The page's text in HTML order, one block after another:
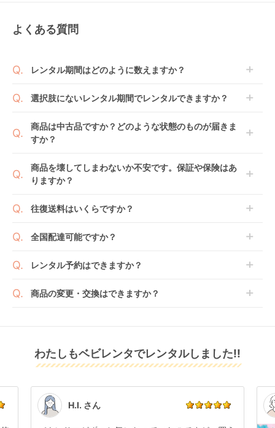
よくある質問
レンタル期間はどのように数えますか？
開始日1日目となります。
日までに配送業者（佐川急便）に商品の引渡しとなり
ます。
選択肢にないレンタル期間でレンタルできますか？
間の利用が可能です。
例えば4ヶ月の場合、3ヶ月レンタル＋1ヶ月延長とし
の上で、早期にご返却ください。
商品は中古品ですか？どのような状態のものが届きま
すか？
のもございます。
新品商品はメーカーから仕入れた状態のものをお送り
走行テストを行う場合がございます。
となる場合がございます。その際、メーカーの都合に
場合や、在庫切れによりご注文をキャンセルさせてい
い。
※万が一キャンセルとなった場合には、代金は全額ご
てお届けしております。そのため、小さなキズや使用
感はございますが、故障や大きなキズ、シミなどのリ
す。
点検清掃については
もご確認ください。
商品を壊してしまわないか不安です。保証や保険はあ
りますか？
おります。
ョンをご購入ください。
詳しくはこちらをご確認ください。
往復送料はいくらですか？
へ入れ、カートページから住所を入力すると送料が確
全国配達可能ですか？
※空港への配達はご対応できかねますのであらかじめ
レンタル予約はできますか？
可能ですので、商品のご注文時にご希望のお日にちに
商品の変更・交換はできますか？
また、レンタル期間の変更も商品発送前であれば変更
可能です。
い。
わたしもベビレンタでレンタルしました!!
H.I. さん